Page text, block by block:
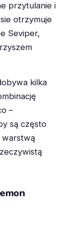
przytulanie i
otrzymuje
Seviper,
kilka
–
są często